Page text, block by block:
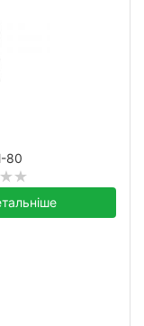
80